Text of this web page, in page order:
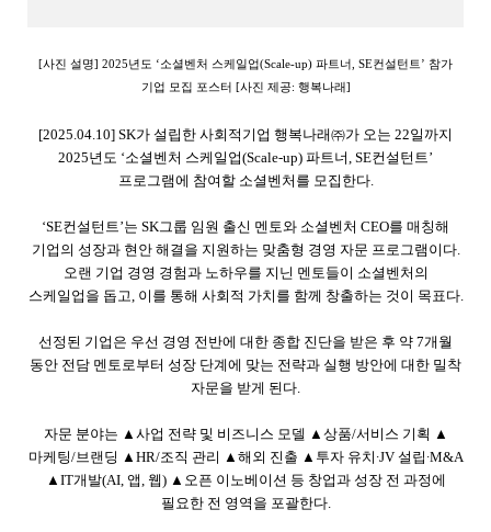
[사진 설명] 2025년도 ‘소셜벤처 스케일업(Scale-up) 파트너 , SE컨설턴트’ 참가
기업 모집 포스터 [사진 제공: 행복나래]
[2025.04.10] SK가 설립한 사회적기업 행복나래㈜가 오는 22일까지
2025년도 ‘소셜벤처 스케일업(Scale-up) 파트너 , SE컨설턴트’
프로그램에 참여할 소셜벤처를 모집한다.
‘SE컨설턴트’는 SK그룹 임원 출신 멘토와 소셜벤처 CEO를 매칭해
기업의 성장과 현안 해결을 지원하는 맞춤형 경영 자문 프로그램이다.
오랜 기업 경영 경험과 노하우를 지닌 멘토들이 소셜벤처의
스케일업을 돕고 이를 통해 사회적 가치를 함께 창출하는 것이 목표다.
선정된 기업은 우선 경영 전반에 대한 종합 진단을 받은 후 약 7개월
동안 전담 멘토로부터 성장 단계에 맞는 전략과 실행 방안에 대한 밀착
자문을 받게 된다
자문 분야는 ▲사업 전략 및 비즈니스 모델 ▲상품/서비스 기획 ▲
마케팅/브랜딩 ▲ HR/조직 관리 ▲해외 진출 ▲투자 유치∙JV 설립∙M&A
▲ IT개발(AI, 앱 웹) ▲오픈 이노베이션 등 창업과 성장 전 과정에
필요한 전 영역을 포괄한다.